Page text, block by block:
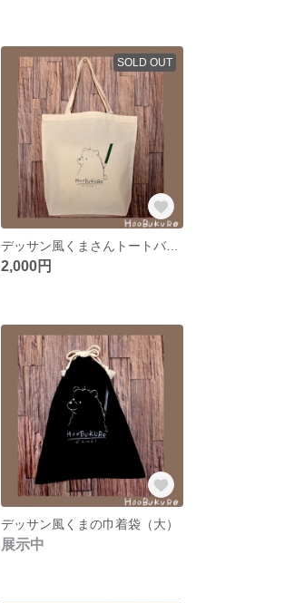
SOLD OUT
デッサン風くまさんトートバッグ
2,000円
デッサン風くまの巾着袋（大）
展示中